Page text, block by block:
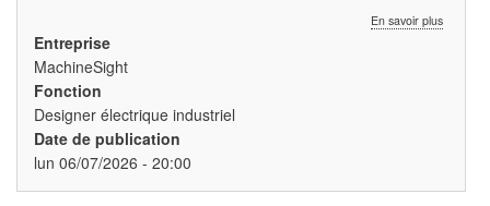
En savoir plussur
Entreprise
MachineSight
Fonction
Designer électrique industriel
Date de publication
lun 06/07/2026 - 20:00